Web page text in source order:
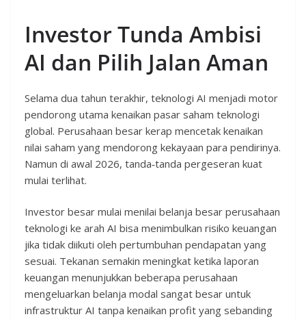
Investor Tunda Ambisi
AI dan Pilih Jalan Aman
Selama dua tahun terakhir, teknologi AI menjadi motor
pendorong utama kenaikan pasar saham teknologi
global. Perusahaan besar kerap mencetak kenaikan
nilai saham yang mendorong kekayaan para pendirinya.
Namun di awal 2026, tanda‑tanda pergeseran kuat
mulai terlihat.
Investor besar mulai menilai belanja besar perusahaan
teknologi ke arah AI bisa menimbulkan risiko keuangan
jika tidak diikuti oleh pertumbuhan pendapatan yang
sesuai. Tekanan semakin meningkat ketika laporan
keuangan menunjukkan beberapa perusahaan
mengeluarkan belanja modal sangat besar untuk
infrastruktur AI tanpa kenaikan profit yang sebanding